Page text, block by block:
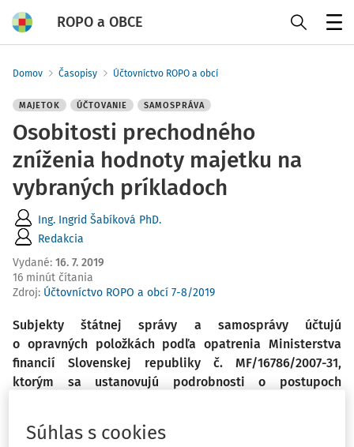
ROPO a OBCE
Domov Časopisy Účtovníctvo ROPO a obcí
MAJETOK ÚČTOVANIE SAMOSPRÁVA
Osobitosti prechodného
zníženia hodnoty majetku na
vybraných príkladoch
Ing. Ingrid Šabíková PhD.
Redakcia
Vydané: 16. 7. 2019
16 minút čítania
Zdroj: Účtovníctvo ROPO a obcí 7-8/2019
Subjekty štátnej správy a samosprávy účtujú
o opravných položkách podľa opatrenia Ministerstva
financií Slovenskej republiky č. MF/16786/2007-31,
ktorým sa ustanovujú podrobnosti o postupoch
obce a vyššie územné celky v z. n. p. (ďalej len „postupy
Súhlas s cookies